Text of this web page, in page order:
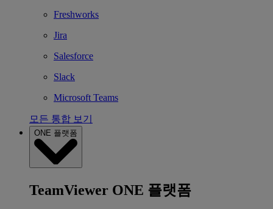
Freshworks
Jira
Salesforce
Slack
Microsoft Teams
모든 통합 보기
ONE 플랫폼
TeamViewer ONE 플랫폼